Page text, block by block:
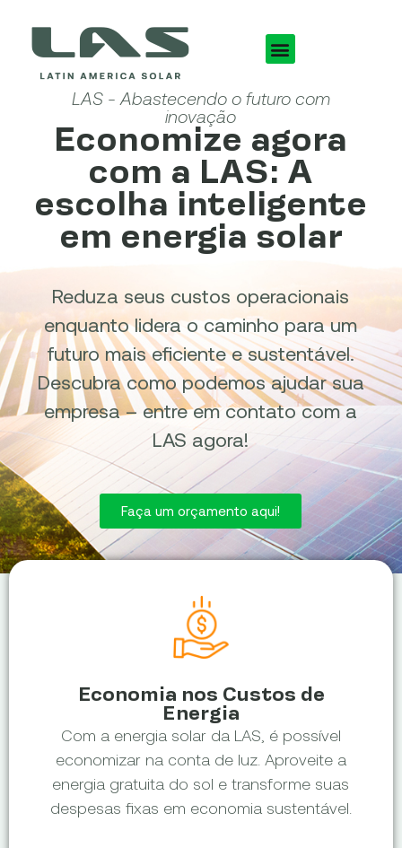
LAS - Abastecendo o futuro com
inovação
Economize agora
com a LAS: A
escolha inteligente
em energia solar
Reduza seus custos operacionais
enquanto lidera o caminho para um
futuro mais eficiente e sustentável.
Descubra como podemos ajudar sua
empresa – entre em contato com a
LAS agora!
Faça um orçamento aqui!
Economia nos Custos de
Energia
Com a energia solar da LAS, é possível
economizar na conta de luz. Aproveite a
energia gratuita do sol e transforme suas
despesas fixas em economia sustentável.